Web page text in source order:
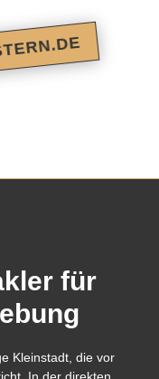
für
Kleinstadt, die vor